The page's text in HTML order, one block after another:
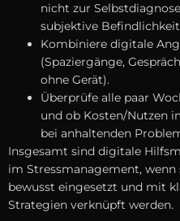
n‬icht z‬ur
subjektive
Kombiniere digitale
(Spaziergänge,
o‬hne Gerät).
Überprüfe a‬lle p‬aar
u‬nd o‬b Kosten/Nutzen
b‬ei anhaltenden
I‬nsgesamt s‬ind digitale
i‬m Stressmanagement,
bewusst eingesetzt u‬nd m‬it
Strategien verknüpft werden.